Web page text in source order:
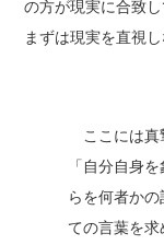
の方が現実に合致
まずは現実を直視
ここには真
「自分自身
らを何者か
ての言葉を